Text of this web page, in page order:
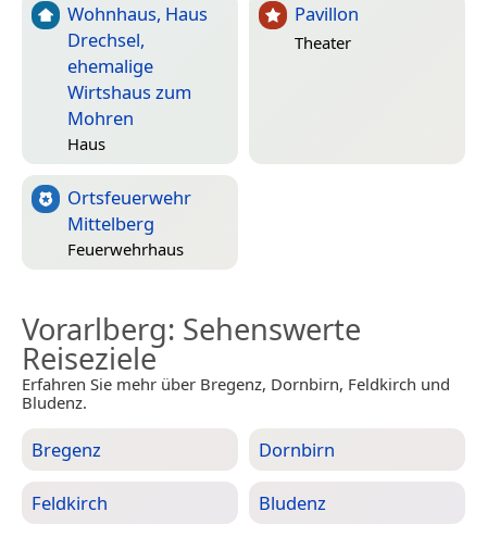
Wohnhaus, Haus
Drechsel,
ehemalige
Wirtshaus zum
Mohren
Haus
Pavillon
Theater
Ortsfeuerwehr
Mittelberg
Feuerwehrhaus
Vorarlberg: Sehenswerte
Reiseziele
Erfahren Sie mehr über Bregenz, Dornbirn, Feldkirch und
Bludenz.
Bregenz Dornbirn
Feldkirch Bludenz